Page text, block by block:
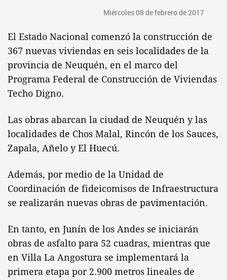
Miércoles 08 de febrero de 2017
El Estado Nacional comenzó la construcción de
367 nuevas viviendas en seis localidades de la
provincia de Neuquén, en el marco del
Programa Federal de Construcción de Viviendas
Techo Digno.
Las obras abarcan la ciudad de Neuquén y las
localidades de Chos Malal, Rincón de los Sauces,
Zapala, Añelo y El Huecú.
Además, por medio de la Unidad de
Coordinación de fideicomisos de Infraestructura
se realizarán nuevas obras de pavimentación.
En tanto, en Junín de los Andes se iniciarán
obras de asfalto para 52 cuadras, mientras que
en Villa La Angostura se implementará la
primera etapa por 2.900 metros lineales de